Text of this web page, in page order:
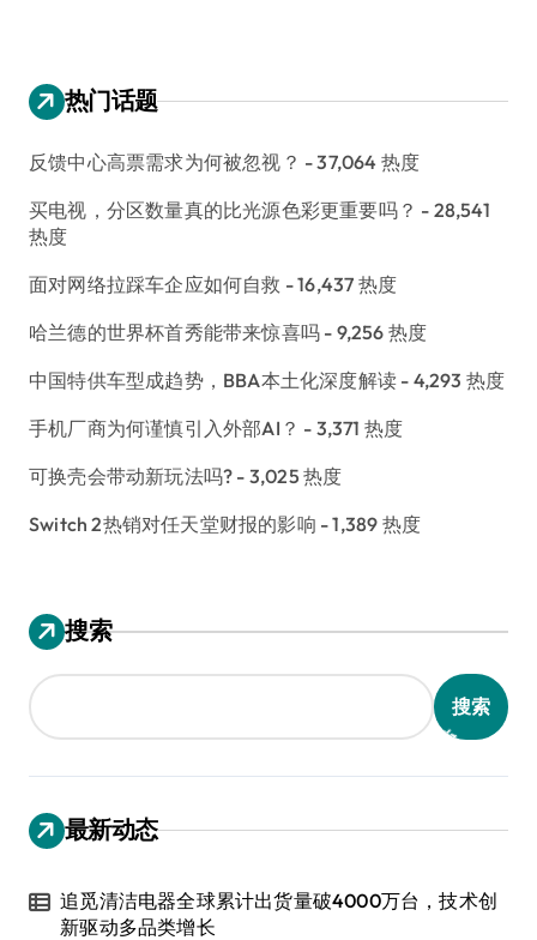
热门话题
反馈中心高票需求为何被忽视？ - 37,064 热度
买电视，分区数量真的比光源色彩更重要吗？ - 28,541
热度
面对网络拉踩车企应如何自救 - 16,437 热度
哈兰德的世界杯首秀能带来惊喜吗 - 9,256 热度
中国特供车型成趋势，BBA本土化深度解读 - 4,293 热度
手机厂商为何谨慎引入外部AI？ - 3,371 热度
可换壳会带动新玩法吗? - 3,025 热度
Switch 2热销对任天堂财报的影响 - 1,389 热度
搜索
搜索
最新动态
追觅清洁电器全球累计出货量破4000万台，技术创
新驱动多品类增长